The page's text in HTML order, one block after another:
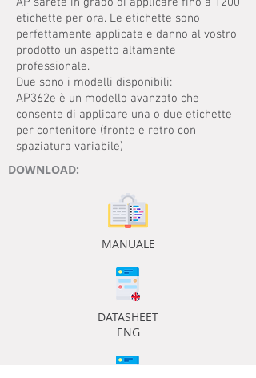
etichette per ora. Le etichette sono
perfettamente applicate e danno al vostro
prodotto un aspetto altamente
professionale.
Due sono i modelli disponibili:
AP362e è un modello avanzato che
consente di applicare una o due etichette
per contenitore (fronte e retro con
spaziatura variabile)
DOWNLOAD:
MANUALE
DATASHEET
ENG